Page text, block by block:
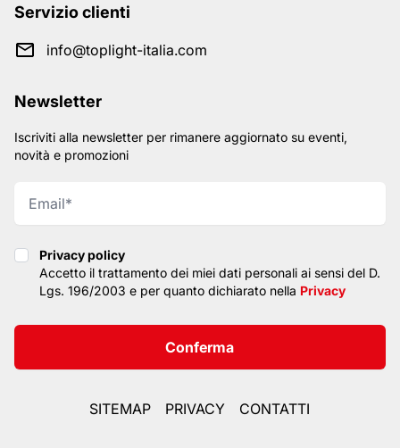
Servizio clienti
info@toplight-italia.com
Newsletter
Iscriviti alla newsletter per rimanere aggiornato su eventi,
novità e promozioni
Privacy policy
Privacy policy
Accetto il trattamento dei miei dati personali ai sensi del D.
Lgs. 196/2003 e per quanto dichiarato nella Privacy
Conferma
SITEMAP PRIVACY CONTATTI